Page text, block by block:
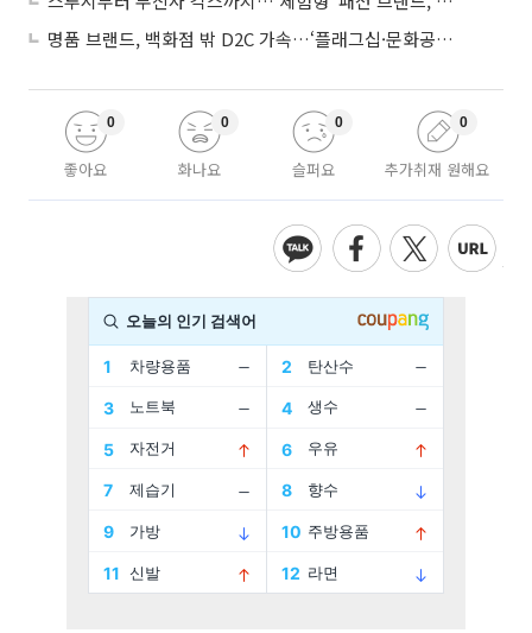
명품 브랜드, 백화점 밖 D2C 가속…‘플래그십·문화공간’ 전략 눈길
좋아요
0
화나요
0
슬퍼요
0
추가취재 원해요
0